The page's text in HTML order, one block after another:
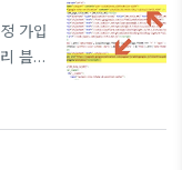
가입
블로
티
작업